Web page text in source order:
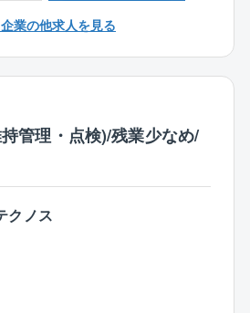
属で行います。
程度で、物件としては数億から十
以上取っていくよりも、単価の
針を採っています。
＞
業の他求人を見る
管理・点検)/残業少なめ/
クノス